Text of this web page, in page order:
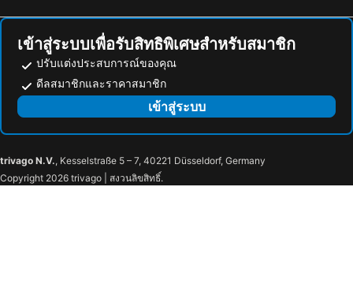
เข้าสู่ระบบเพื่อรับสิทธิพิเศษสำหรับสมาชิก
ปรับแต่งประสบการณ์ของคุณ
ดีลสมาชิกและราคาสมาชิก
เข้าสู่ระบบ
trivago N.V., Kesselstraße 5 – 7, 40221 Düsseldorf, Germany
Copyright 2026 trivago | สงวนลิขสิทธิ์.